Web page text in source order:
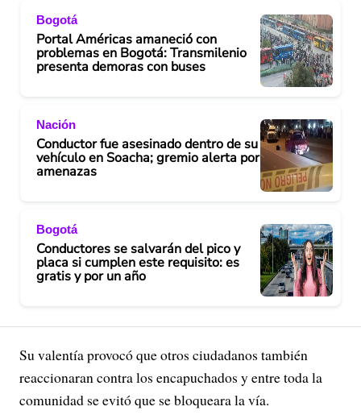
Bogotá
Portal Américas amaneció con
problemas en Bogotá: Transmilenio
presenta demoras con buses
Nación
Conductor fue asesinado dentro de su
vehículo en Soacha; gremio alerta por
amenazas
Bogotá
Conductores se salvarán del pico y
placa si cumplen este requisito: es
gratis y por un año
Su valentía provocó que otros ciudadanos también
reaccionaran contra los encapuchados y entre toda la
comunidad se evitó que se bloqueara la vía.